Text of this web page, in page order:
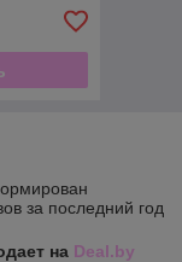
за последний год
на Deal.by